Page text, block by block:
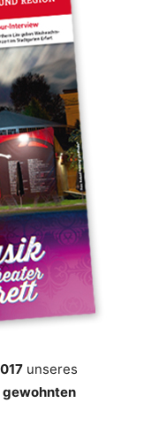
unseres
gewohnten